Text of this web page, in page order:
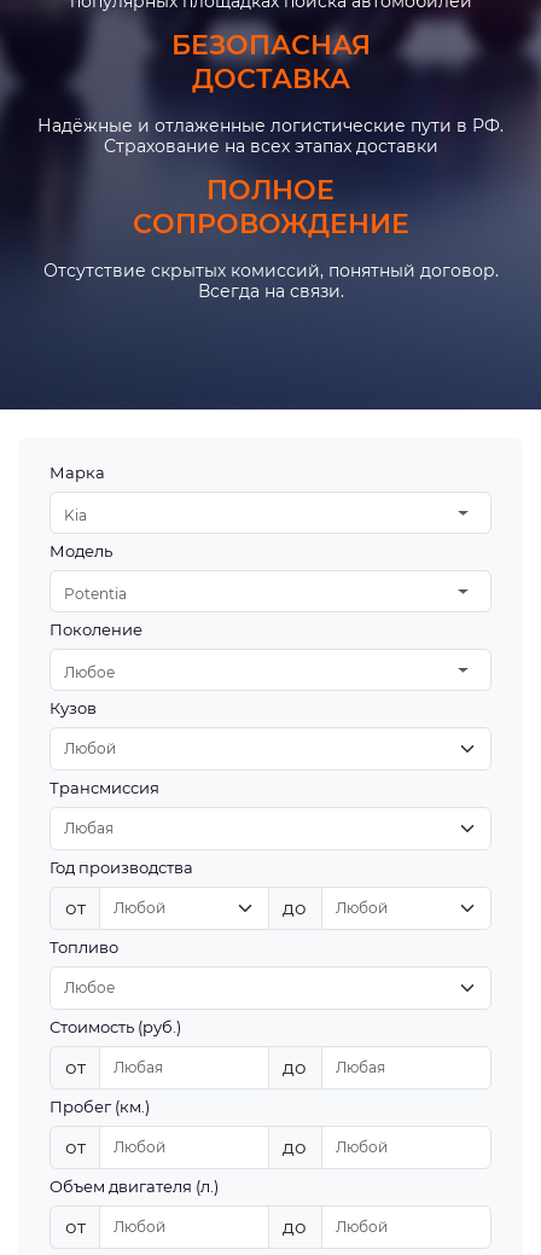
БЕЗОПАСНАЯ
ДОСТАВКА
Надёжные и отлаженные логистические пути в РФ.
Страхование на всех этапах доставки
ПОЛНОЕ
СОПРОВОЖДЕНИЕ
Отсутствие скрытых комиссий, понятный договор.
Всегда на связи.
Марка
Kia
Модель
Potentia
Поколение
Любое
Кузов
Трансмиссия
Год производства
от до
Топливо
Стоимость (руб.)
от до
Пробег (км.)
от до
Объем двигателя (л.)
от до